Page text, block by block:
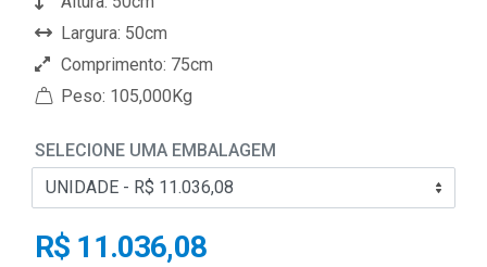
Largura: 50cm
Comprimento: 75cm
Peso: 105,000Kg
SELECIONE UMA EMBALAGEM
R$ 11.036,08